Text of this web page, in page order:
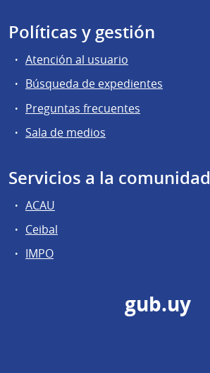
Políticas y gestión
Atención al usuario
Búsqueda de expedientes
Preguntas frecuentes
Sala de medios
Servicios a la comunidad
ACAU
Ceibal
IMPO
gub.uy